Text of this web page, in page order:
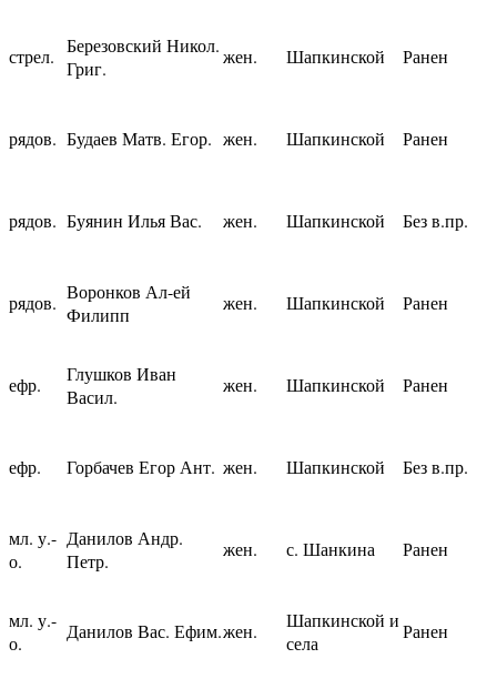
стрел. Березовский Никол.
Григ.
жен. Шапкинской Ранен
рядов. Будаев Матв. Егор. жен. Шапкинской Ранен
рядов. Буянин Илья Вас. жен. Шапкинской Без в.пр.
рядов. Воронков Ал-ей
Филипп
жен. Шапкинской Ранен
ефр.
Глушков Иван
Васил.
жен. Шапкинской Ранен
ефр. Горбачев Егор Ант. жен. Шапкинской Без в.пр.
мл. у.-
о.
Данилов Андр.
Петр.
жен. с. Шанкина Ранен
мл. у.-
о.
Данилов Вас. Ефим.жен.
Шапкинской и
села
Ранен